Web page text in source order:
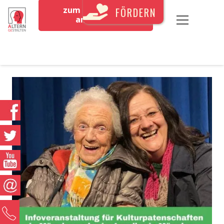
zum Newsletter
anmeldenFÖRDERN